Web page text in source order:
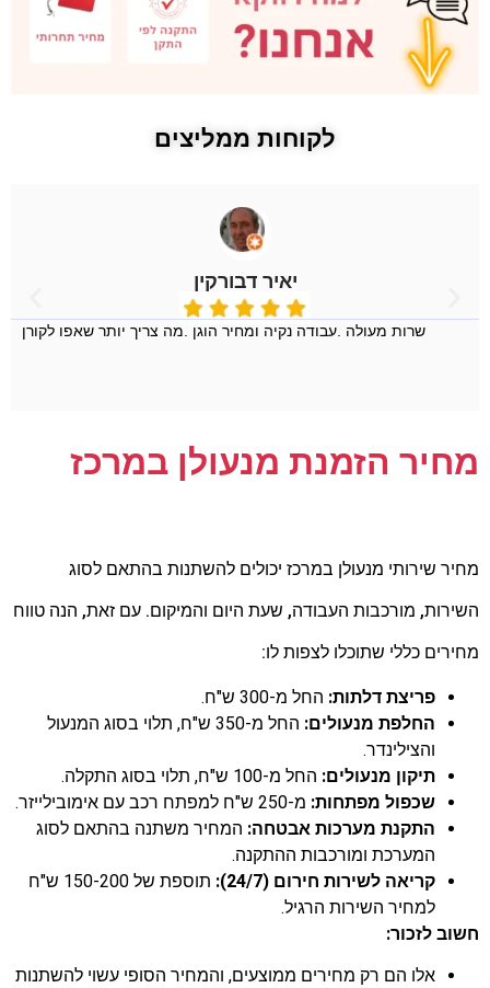
לקוחות ממליצים
יאיר דבורקין
שרות מעולה .עבודה נקיה ומחיר הוגן .מה צריך יותר שאפו לקורן
מחיר הזמנת מנעולן במרכז
מחיר שירותי מנעולן במרכז יכולים להשתנות בהתאם לסוג
השירות, מורכבות העבודה, שעת היום והמיקום. עם זאת, הנה טווח
מחירים כללי שתוכלו לצפות לו:
פריצת דלתות: החל מ-300 ש"ח.
החלפת מנעולים:
החל מ-350 ש"ח, תלוי בסוג המנעול
והצילינדר.
תיקון מנעולים: החל מ-100 ש"ח, תלוי בסוג התקלה.
שכפול מפתחות: מ-250 ש"ח למפתח רכב עם אימובילייזר.
התקנת מערכות אבטחה: המחיר משתנה בהתאם לסוג
המערכת ומורכבות ההתקנה.
קריאה לשירות חירום (24/7):
תוספת של 150-200 ש"ח
למחיר השירות הרגיל.
חשוב לזכור:
אלו הם רק מחירים ממוצעים, והמחיר הסופי עשוי להשתנות